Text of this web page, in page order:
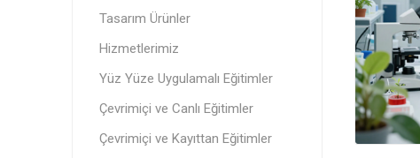
Tasarım Ürünler
Hizmetlerimiz
Yüz Yüze Uygulamalı Eğitimler
Çevrimiçi ve Canlı Eğitimler
Çevrimiçi ve Kayıttan Eğitimler